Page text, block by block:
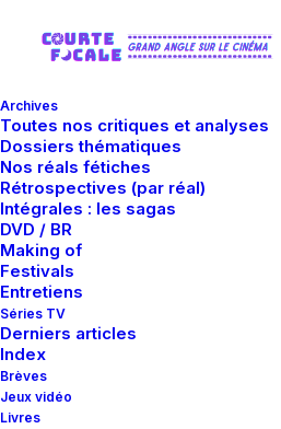
Archives
Toutes nos critiques et analyses
Dossiers thématiques
Nos réals fétiches
Rétrospectives (par réal)
Intégrales : les sagas
DVD / BR
Making of
Festivals
Entretiens
Séries TV
Derniers articles
Index
Brèves
Jeux vidéo
Livres